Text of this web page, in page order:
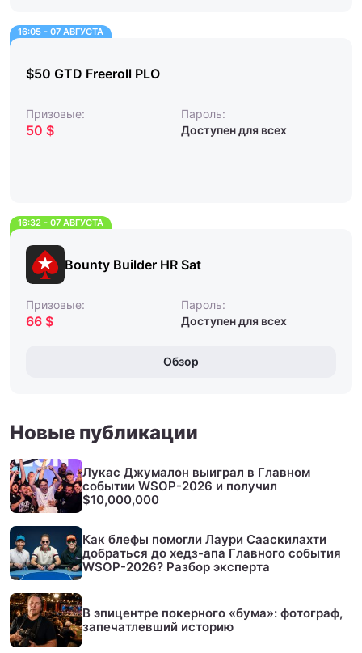
16:05 - 07 АВГУСТА
$50 GTD Freeroll PLO
Призовые:
50 $
Пароль:
Доступен для всех
16:32 - 07 АВГУСТА
Bounty Builder HR Sat
Призовые:
66 $
Пароль:
Доступен для всех
Обзор
Новые публикации
Лукас Джумалон выиграл в Главном
событии WSOP-2026 и получил
$10,000,000
Как блефы помогли Лаури Сааскилахти
добраться до хедз-апа Главного события
WSOP-2026? Разбор эксперта
В эпицентре покерного «бума»: фотограф,
запечатлевший историю